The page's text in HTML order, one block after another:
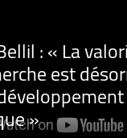
: « La
est
»